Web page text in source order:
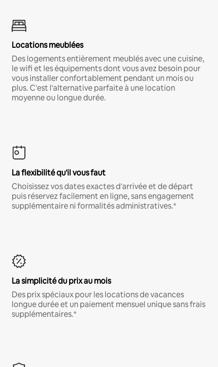
Locations meublées
Des logements entièrement meublés avec une cuisine,
le wifi et les équipements dont vous avez besoin pour
vous installer confortablement pendant un mois ou
plus. C'est l'alternative parfaite à une location
moyenne ou longue durée.
La flexibilité qu'il vous faut
Choisissez vos dates exactes d'arrivée et de départ
puis réservez facilement en ligne, sans engagement
supplémentaire ni formalités administratives.*
La simplicité du prix au mois
Des prix spéciaux pour les locations de vacances
longue durée et un paiement mensuel unique sans frais
supplémentaires.*